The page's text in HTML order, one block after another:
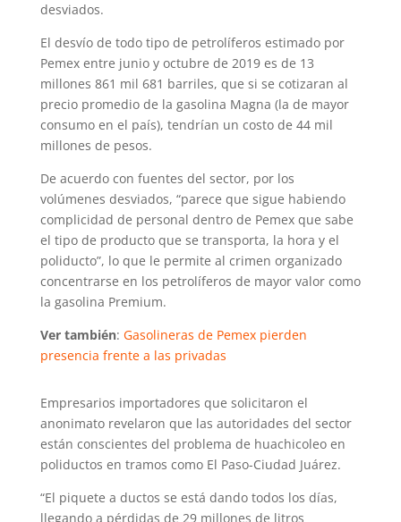
desviados.
El desvío de todo tipo de petrolíferos estimado por
Pemex entre junio y octubre de 2019 es de 13
millones 861 mil 681 barriles, que si se cotizaran al
precio promedio de la gasolina Magna (la de mayor
consumo en el país), tendrían un costo de 44 mil
millones de pesos.
De acuerdo con fuentes del sector, por los
volúmenes desviados, “parece que sigue habiendo
complicidad de personal dentro de Pemex que sabe
el tipo de producto que se transporta, la hora y el
poliducto”, lo que le permite al crimen organizado
concentrarse en los petrolíferos de mayor valor como
la gasolina Premium.
Ver también: Gasolineras de Pemex pierden
presencia frente a las privadas
Empresarios importadores que solicitaron el
anonimato revelaron que las autoridades del sector
están conscientes del problema de huachicoleo en
poliductos en tramos como El Paso-Ciudad Juárez.
“El piquete a ductos se está dando todos los días,
llegando a pérdidas de 29 millones de litros